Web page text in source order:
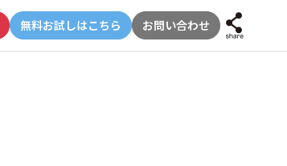
無料お試しはこちら お問い合わせ